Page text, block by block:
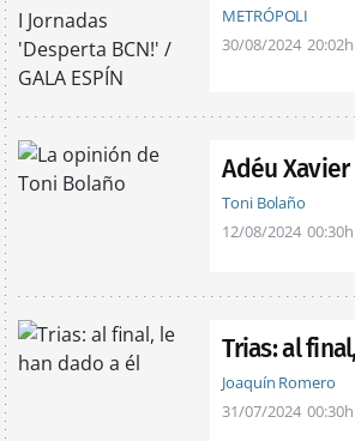
METRÓPOLI
30/08/2024 20:02h
Adéu Xavier
Toni Bolaño
12/08/2024 00:30h
Trias: al
Joaquín Romero
31/07/2024 00:30h